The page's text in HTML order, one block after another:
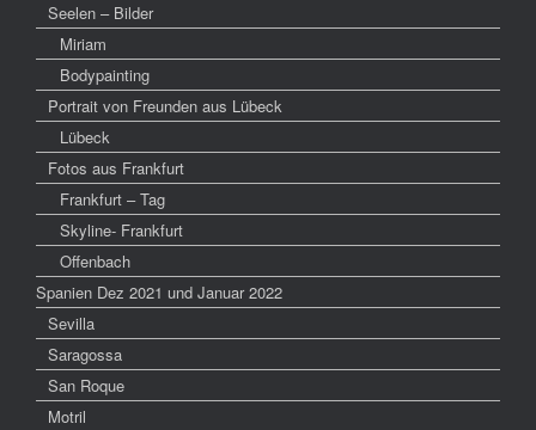
Seelen – Bilder
Miriam
Bodypainting
Portrait von Freunden aus Lübeck
Lübeck
Fotos aus Frankfurt
Frankfurt – Tag
Skyline- Frankfurt
Offenbach
Spanien Dez 2021 und Januar 2022
Sevilla
Saragossa
San Roque
Motril